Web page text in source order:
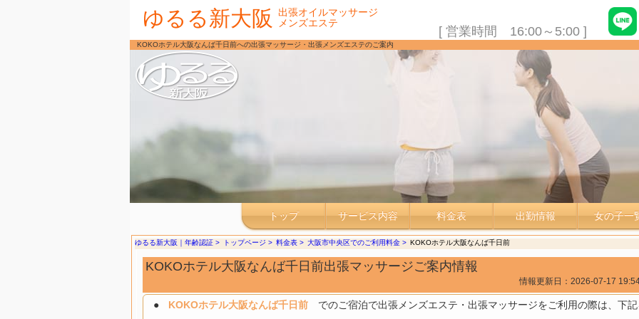
ゆるる新大阪
出張オイルマッサージ
メンズエステ
[ 営業時間 16:00～5:00 ]
KOKOホテル大阪なんば千日前への出張マッサージ・出張メンズエステのご案内
トップ サービス内容 料金表 出勤情報 女の子一
ゆるる新大阪｜年齢認証 トップページ 料金表 大阪市中央区でのご利用料金 KOKOホテル大阪なんば千日前
KOKOホテル大阪なんば千日前出張マッサージご案内情報
情報更新日： 2026-07-17
KOKOホテル大阪なんば千日前でのご宿泊で出張メンズエステ・出張マッサージをご利用の際は、下